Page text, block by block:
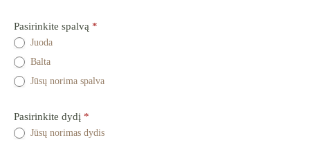
Kabykla
Fontana
-
Užklausos
forma
Pasirinkite spalvą *
Juoda
Balta
Jūsų norima spalva
Pasirinkite dydį *
Jūsų norimas dydis